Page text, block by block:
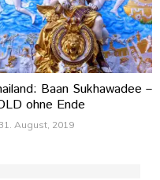
Baan Sukhawadee –
ohne Ende
August, 2019